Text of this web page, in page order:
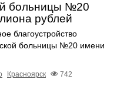
больницы №20
рублей
благоустройство
больницы №20 имени
Красноярск
742